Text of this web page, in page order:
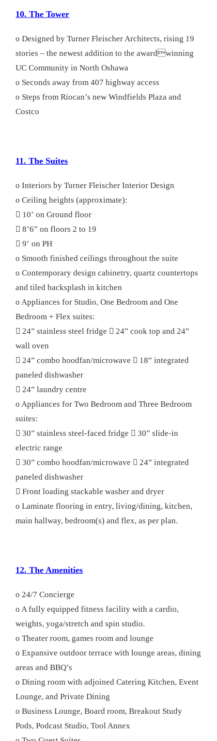
10. The Tower
o Designed by Turner Fleischer Architects, rising 19
stories – the newest addition to the awardwinning
UC Community in North Oshawa
o Seconds away from 407 highway access
o Steps from Riocan’s new Windfields Plaza and
Costco
11. The Suites
o Interiors by Turner Fleischer Interior Design
o Ceiling heights (approximate):
 10’ on Ground floor
 8’6” on floors 2 to 19
 9’ on PH
o Smooth finished ceilings throughout the suite
o Contemporary design cabinetry, quartz countertops
and tiled backsplash in kitchen
o Appliances for Studio, One Bedroom and One
Bedroom + Flex suites:
 24” stainless steel fridge  24” cook top and 24”
wall oven
 24” combo hoodfan/microwave  18” integrated
paneled dishwasher
 24” laundry centre
o Appliances for Two Bedroom and Three Bedroom
suites:
 30” stainless steel-faced fridge  30” slide-in
electric range
 30” combo hoodfan/microwave  24” integrated
paneled dishwasher
 Front loading stackable washer and dryer
o Laminate flooring in entry, living/dining, kitchen,
main hallway, bedroom(s) and flex, as per plan.
12. The Amenities
o 24/7 Concierge
o A fully equipped fitness facility with a cardio,
weights, yoga/stretch and spin studio.
o Theater room, games room and lounge
o Expansive outdoor terrace with lounge areas, dining
areas and BBQ’s
o Dining room with adjoined Catering Kitchen, Event
Lounge, and Private Dining
o Business Lounge, Board room, Breakout Study
Pods, Podcast Studio, Tool Annex